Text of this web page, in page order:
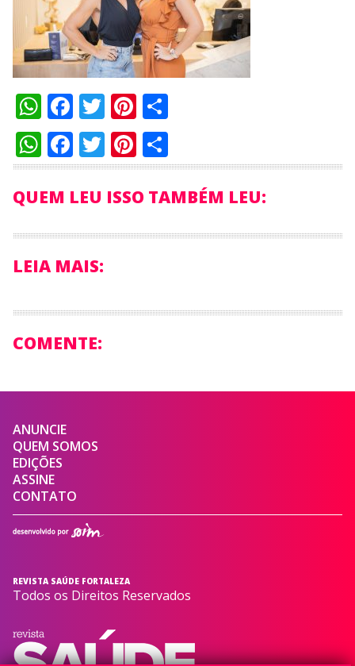
WhatsApp
Facebook
Twitter
Pinterest
Compartilhar
WhatsApp
Facebook
Twitter
Pinterest
Compartilhar
QUEM LEU ISSO TAMBÉM LEU:
LEIA MAIS:
COMENTE:
ANUNCIE
QUEM SOMOS
EDIÇÕES
ASSINE
CONTATO
REVISTA SAÚDE FORTALEZA
Todos os Direitos Reservados